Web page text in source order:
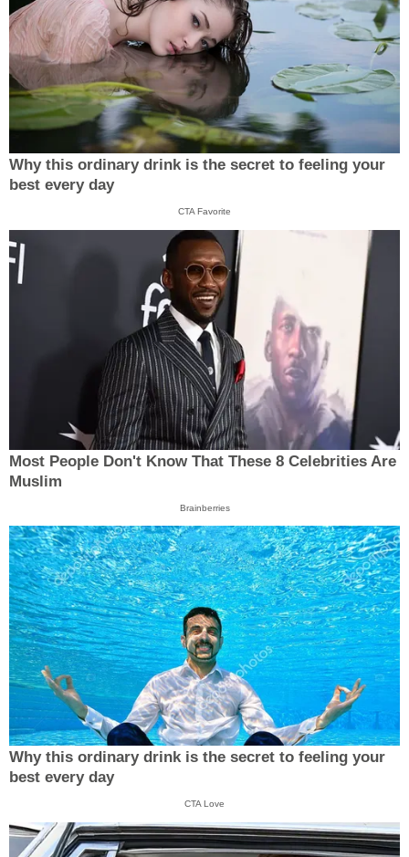
Why this ordinary drink is the secret to feeling your
best every day
CTA Favorite
Most People Don't Know That These 8 Celebrities Are
Muslim
Brainberries
Why this ordinary drink is the secret to feeling your
best every day
CTA Love